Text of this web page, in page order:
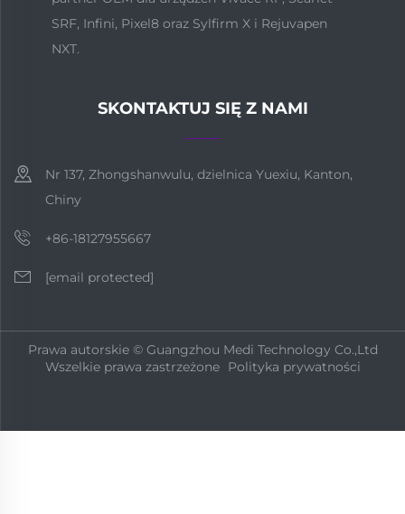
SRF, Infini, Pixel8 oraz Sylfirm X i Rejuvapen
NXT.
SKONTAKTUJ SIĘ Z NAMI
Nr 137, Zhongshanwulu, dzielnica Yuexiu, Kanton,
Chiny
+86-18127955667
[email protected]
Prawa autorskie © Guangzhou Medi Technology Co.,Ltd
Wszelkie prawa zastrzeżone Polityka prywatności